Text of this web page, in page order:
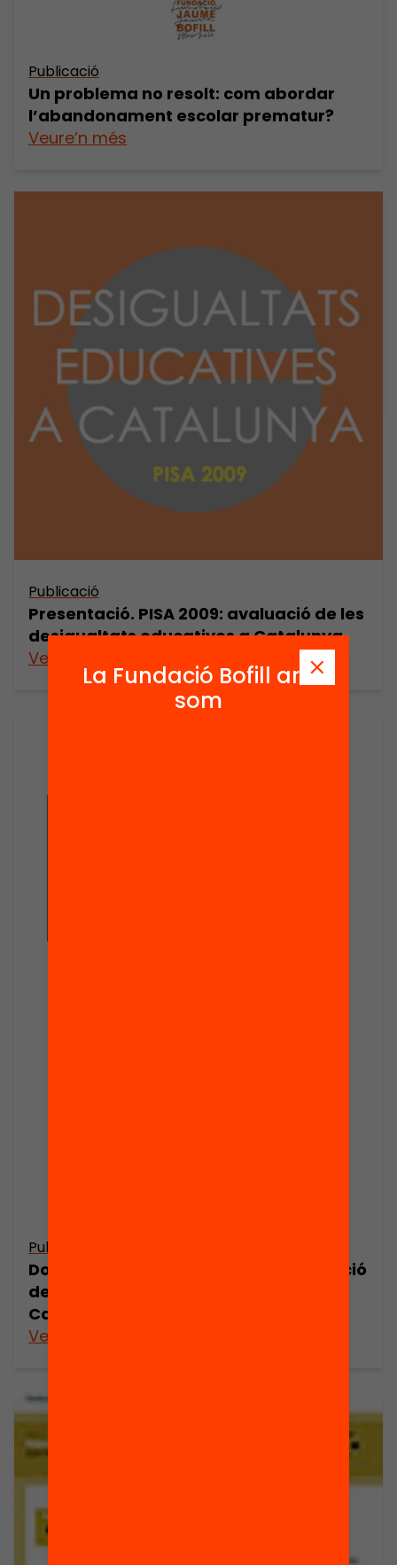
Publicació
Un problema no resolt: com abordar
l’abandonament escolar prematur?
Veure’n més
Publicació
Presentació. PISA 2009: avaluació de les
desigualtats educatives a Catalunya
Veure’n més
Publicació
Dossier de premsa: PISA 2009: avaluació
de les desigualtats educatives a
Catalunya
Veure’n més
La Fundació Bofill ara
som